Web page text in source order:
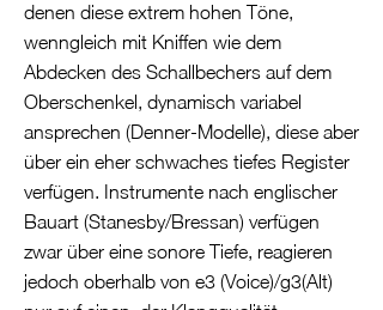
denen diese extrem hohen Töne,
wenngleich mit Kniffen wie dem
Abdecken des Schallbechers auf dem
Oberschenkel, dynamisch variabel
ansprechen (Denner-Modelle), diese aber
über ein eher schwaches tiefes Register
verfügen. Instrumente nach englischer
Bauart (Stanesby/Bressan) verfügen
zwar über eine sonore Tiefe, reagieren
jedoch oberhalb von e3 (Voice)/g3(Alt)